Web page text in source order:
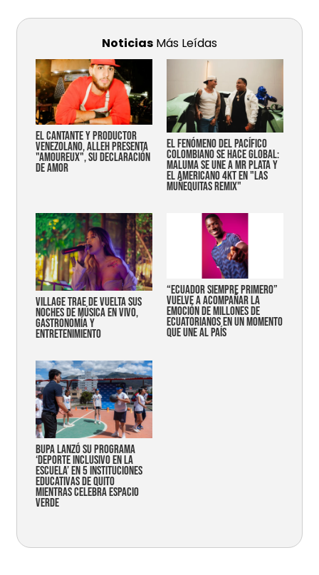
Noticias Más Leídas
EL CANTANTE Y PRODUCTOR
VENEZOLANO, ALLEH PRESENTA
"AMOUREUX", SU DECLARACIÓN
DE AMOR
EL FENÓMENO DEL PACÍFICO
COLOMBIANO SE HACE GLOBAL:
MALUMA SE UNE A MR PLATA Y
EL AMERICANO 4KT EN "LAS
MUÑEQUITAS REMIX"
Village trae de vuelta sus
noches de música en vivo,
gastronomía y
entretenimiento
“Ecuador siempre primero”
vuelve a acompañar la
emoción de millones de
ecuatorianos en un momento
que une al país
Bupa lanzó su programa
‘Deporte Inclusivo en la
Escuela’ en 5 instituciones
educativas de Quito
mientras celebra espacio
verde